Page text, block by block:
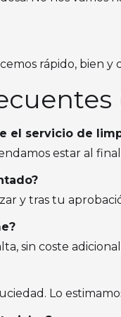
rápido, bien
el servicio de
estar al
y tras tu
sin coste
Lo